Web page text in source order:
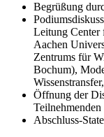
Begrüßung
Leitung Center
Aachen
Zentrums für
Bochum),
Öffnung der
Teilnehmenden
Abschluss-